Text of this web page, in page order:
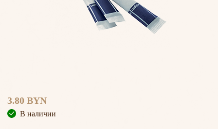
3.80 BYN
В наличии